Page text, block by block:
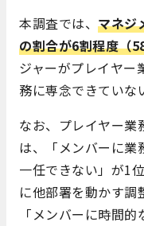
本調査では、 マネジ
の割合が6割程度（
ジャーがプレイヤー
務に専念できていな
なお、プレイヤー業
は、「メンバーに業
一任できない」が1
に他部署を動かす調
「メンバーに時間